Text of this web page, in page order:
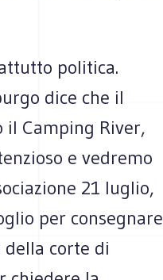
politica.
dice che il
il Camping River,
e vedremo
21 luglio,
per consegnare
corte di